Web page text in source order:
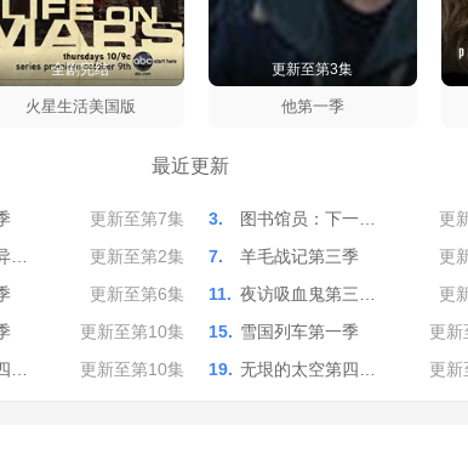
全剧完结
火星生活美国版
更新至第3集
他第一季
最近更新
更新至第7集 3. 图书馆员：下一… 更
… 更新至第2集 7. 羊毛战记第三季 更
更新至第6集 11. 夜访吸血鬼第三… 更
更新至第10集 15. 雪国列车第一季 更新
… 更新至第10集 19. 无垠的太空第四… 更新